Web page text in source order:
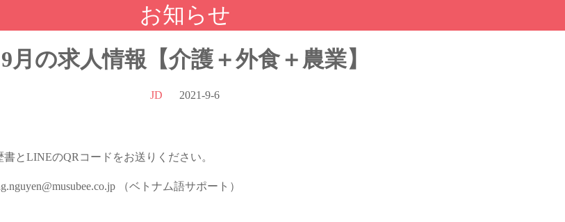
お知らせ
9月の求人情報【介護＋外食＋農業】
JD 2021-9-6
とLINEのQRコードをお送りください。
（ベトナム語サポート）